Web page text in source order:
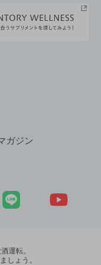
ガジン
運転。
しょう。